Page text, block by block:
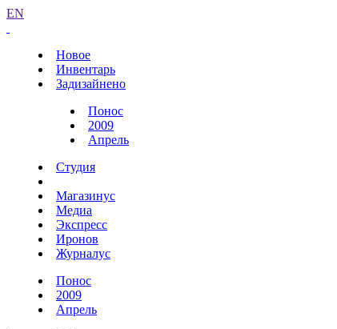
EN
Новое
Инвентарь
Задизайнено
Понос
2009
Апрель
Студия
Магазинус
Медиа
Экспресс
Иронов
Журналус
Понос
2009
Апрель